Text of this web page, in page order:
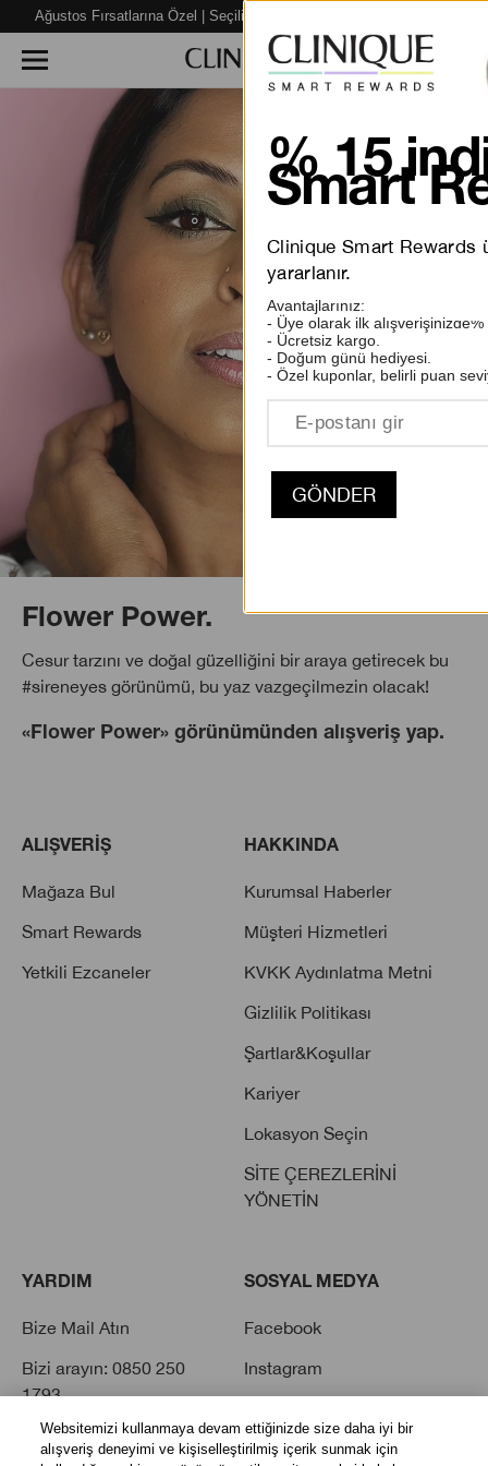
Ağustos Fırsatlarına Özel | Seçili Ürünlerde %40’a varan İNDİRİM!
Flower Power.
Cesur tarzını ve doğal güzelliğini bir araya getirecek bu
#sireneyes görünümü, bu yaz vazgeçilmezin olacak!
«Flower Power» görünümünden alışveriş yap.
ALIŞVERİŞ
Mağaza Bul
Smart Rewards
Yetkili Ezcaneler
HAKKINDA
Kurumsal Haberler
Müşteri Hizmetleri
KVKK Aydınlatma Metni
Gizlilik Politikası
Şartlar&Koşullar
Kariyer
Lokasyon Seçin
SİTE ÇEREZLERİNİ
YÖNETİN
YARDIM
Bize Mail Atın
Bizi arayın: 0850 250
1793
Sık Sorulan Sorular
SOSYAL MEDYA
Facebook
Instagram
Youtube
% 15
Smart
Clinique Smart Rewards
yararlanır.
Avantajlarınız:
- Üye olarak ilk
- Ücretsiz kargo.
- Doğum günü hediyesi.
- Özel kuponlar, belirli puan
Websitemizi kullanmaya devam ettiğinizde size daha iyi bir
alışveriş deneyimi ve kişiselleştirilmiş içerik sunmak için